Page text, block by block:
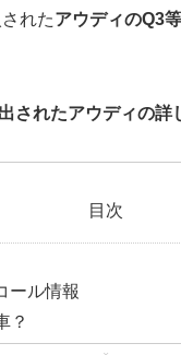
れたアウディのQ3
されたアウディの詳
目次
ール情報
？